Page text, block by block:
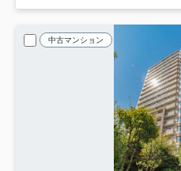
中古マンション